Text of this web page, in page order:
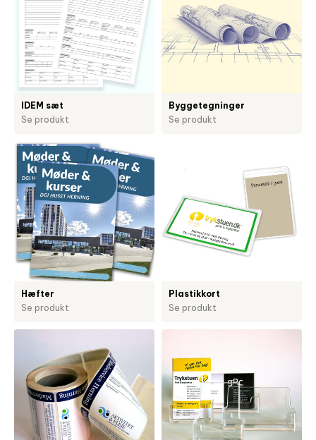
IDEM sæt
Se produkt
Byggetegninger
Se produkt
Hæfter
Se produkt
Plastikkort
Se produkt